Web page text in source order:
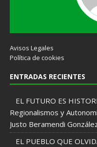
Avisos Legales
Política de cookies
ENTRADAS RECIENTES
EL FUTURO ES
Regionalismos y
Justo Beramendi
EL PUEBLO QUE